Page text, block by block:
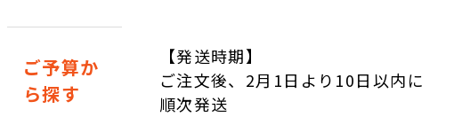
ご予算か
ら探す
【発送時期】
ご注文後、2月1日より10日以内に
順次発送